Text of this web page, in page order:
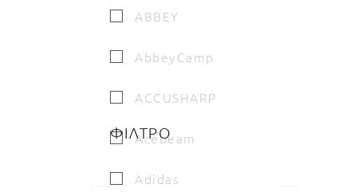
ABBEY
AbbeyCamp
ACCUSHARP
Acebeam
Adidas
ΦΙΛΤΡΟ